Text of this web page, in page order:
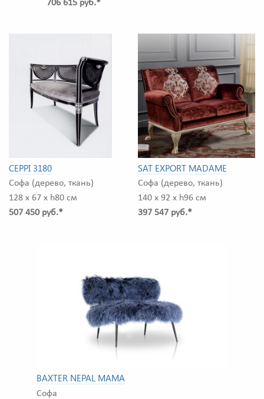
706 615 руб.*
CEPPI 3180
Софа (дерево, ткань)
128 x 67 x h80 см
507 450 руб.*
SAT EXPORT MADAME
Софа (дерево, ткань)
140 x 92 x h96 см
397 547 руб.*
BAXTER NEPAL MAMA
Софа